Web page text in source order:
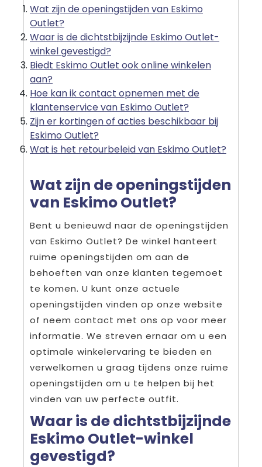
Wat zijn de openingstijden van Eskimo
Outlet?
Waar is de dichtstbijzijnde Eskimo Outlet-
winkel gevestigd?
Biedt Eskimo Outlet ook online winkelen
aan?
Hoe kan ik contact opnemen met de
klantenservice van Eskimo Outlet?
Zijn er kortingen of acties beschikbaar bij
Eskimo Outlet?
Wat is het retourbeleid van Eskimo Outlet?
Wat zijn de openingstijden
van Eskimo Outlet?
Bent u benieuwd naar de openingstijden
van Eskimo Outlet? De winkel hanteert
ruime openingstijden om aan de
behoeften van onze klanten tegemoet
te komen. U kunt onze actuele
openingstijden vinden op onze website
of neem contact met ons op voor meer
informatie. We streven ernaar om u een
optimale winkelervaring te bieden en
verwelkomen u graag tijdens onze ruime
openingstijden om u te helpen bij het
vinden van uw perfecte outfit.
Waar is de dichtstbijzijnde
Eskimo Outlet-winkel
gevestigd?